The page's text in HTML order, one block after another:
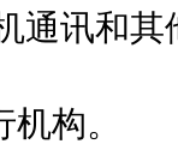
通讯和
构。